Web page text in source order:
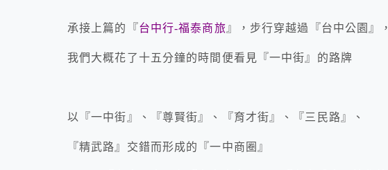
承接上篇的『台中行-福泰商旅 』，步行穿越過『台中公園』，
我們大概花了十五分鐘的時間便看見『一中街』的路牌
以『一中街』、『尊賢街』、『育才街』、『三民路』、
『精武路』交錯而形成的『一中商圈』